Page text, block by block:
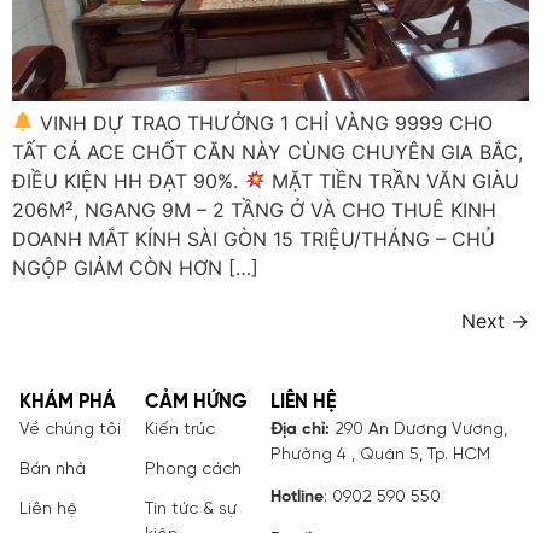
VINH DỰ TRAO THƯỞNG 1 CHỈ VÀNG 9999 CHO
TẤT CẢ ACE CHỐT CĂN NÀY CÙNG CHUYÊN GIA BẮC,
ĐIỀU KIỆN HH ĐẠT 90%.
MẶT TIỀN TRẦN VĂN GIÀU
206M², NGANG 9M – 2 TẦNG Ở VÀ CHO THUÊ KINH
DOANH MẮT KÍNH SÀI GÒN 15 TRIỆU/THÁNG – CHỦ
NGỘP GIẢM CÒN HƠN […]
Next →
KHÁM PHÁ
Về chúng tôi
Bán nhà
Liên hệ
CẢM HỨNG
Kiến trúc
Phong cách
Tin tức & sự
LIÊN HỆ
Địa chỉ: 290 An Dương Vương,
Phường 4 , Quận 5, Tp. HCM
Hotline: 0902 590 550